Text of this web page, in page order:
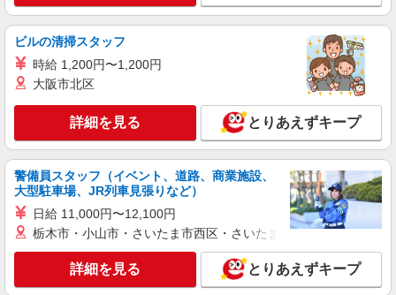
ビルの清掃スタッフ
時給 1,200円〜1,200円
大阪市北区
詳細を見る とりあえずキープ
警備員スタッフ（イベント、道路、商業施設、
大型駐車場、JR列車見張りなど）
日給 11,000円〜12,100円
栃木市・小山市・さいたま市西区・さいたま市岩槻区・久喜市・
詳細を見る とりあえずキープ